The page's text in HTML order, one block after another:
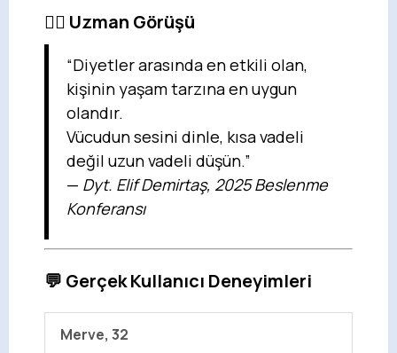
🧘‍♀️ Uzman Görüşü
“Diyetler arasında en etkili olan,
kişinin yaşam tarzına en uygun
olandır.
Vücudun sesini dinle, kısa vadeli
değil uzun vadeli düşün.”
— Dyt. Elif Demirtaş, 2025 Beslenme
Konferansı
💬 Gerçek Kullanıcı Deneyimleri
Merve, 32